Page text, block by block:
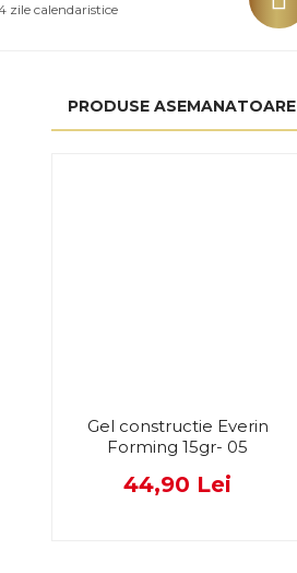
zile calendaristice
PRODUSE ASEMANATOARE
Gel constructie Everin
Forming 15gr- 05
44,90 Lei